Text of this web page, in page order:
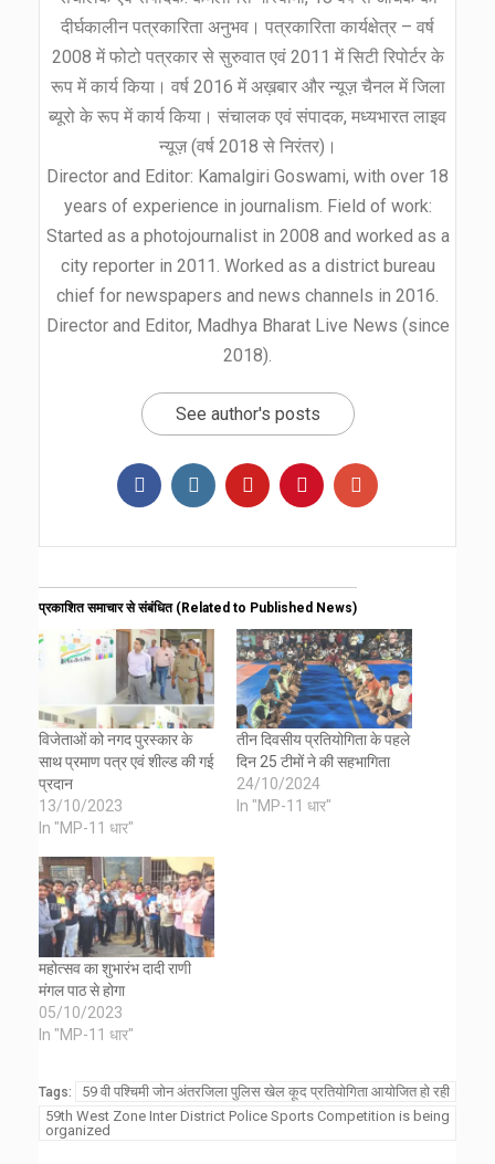
दीर्घकालीन पत्रकारिता अनुभव। पत्रकारिता कार्यक्षेत्र – वर्ष
2008 में फोटो पत्रकार से सुरुवात एवं 2011 में सिटी रिपोर्टर के
रूप में कार्य किया। वर्ष 2016 में अख़बार और न्यूज़ चैनल में जिला
ब्यूरो के रूप में कार्य किया। संचालक एवं संपादक, मध्यभारत लाइव
न्यूज़ (वर्ष 2018 से निरंतर)।
Director and Editor: Kamalgiri Goswami, with over 18
years of experience in journalism. Field of work:
Started as a photojournalist in 2008 and worked as a
city reporter in 2011. Worked as a district bureau
chief for newspapers and news channels in 2016.
Director and Editor, Madhya Bharat Live News (since
2018).
See author's posts
प्रकाशित समाचार से संबंधित (Related to Published News)
विजेताओं को नगद पुरस्कार के
साथ प्रमाण पत्र एवं शील्ड की गई
प्रदान
13/10/2023
In "MP-11 धार"
तीन दिवसीय प्रतियोगिता के पहले
दिन 25 टीमों ने की सहभागिता
24/10/2024
In "MP-11 धार"
महोत्सव का शुभारंभ दादी राणी
मंगल पाठ से होगा
05/10/2023
In "MP-11 धार"
Tags:
59 वी पश्चिमी जोन अंतरजिला पुलिस खेल कूद प्रतियोगिता आयोजित हो रही
59th West Zone Inter District Police Sports Competition is being
organized